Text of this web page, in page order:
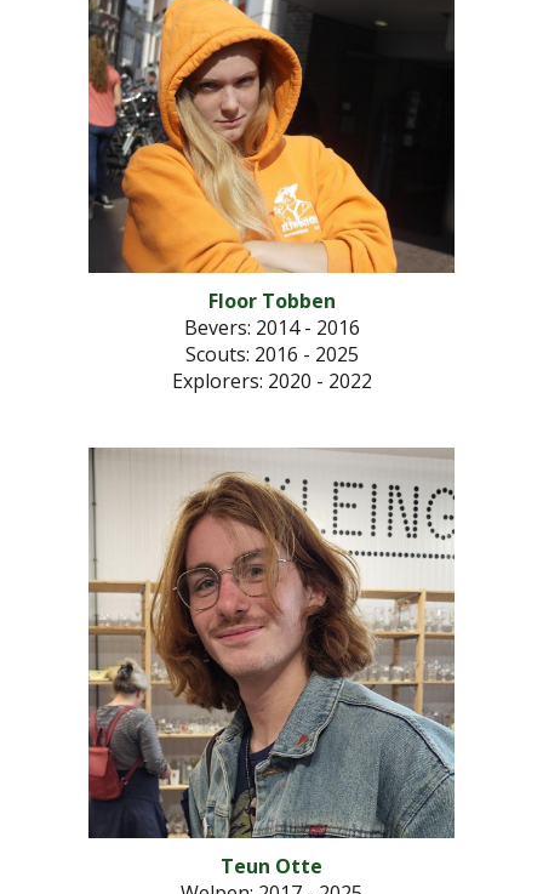
Floor Tobben
Bevers: 2014 - 2016
Scouts: 2016 - 2025
Explorers: 2020 - 2022
Teun Otte